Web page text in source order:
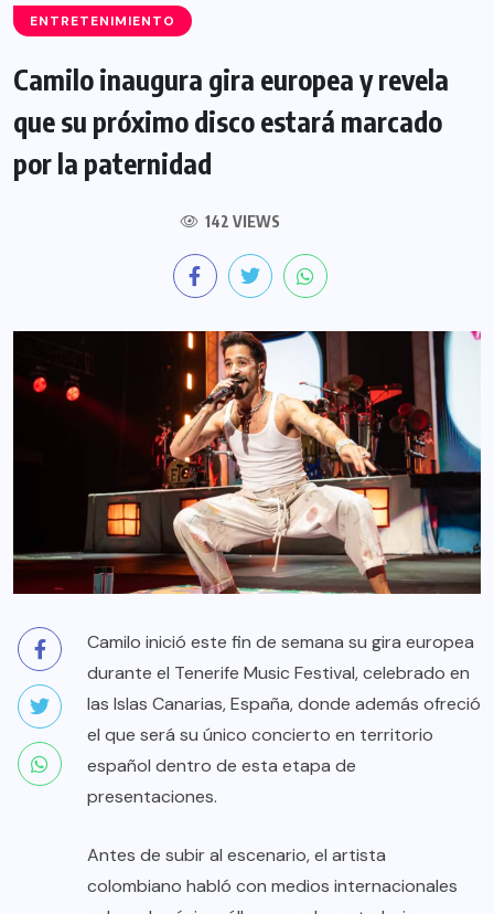
ENTRETENIMIENTO
Camilo inaugura gira europea y revela
que su próximo disco estará marcado
por la paternidad
142 VIEWS
Camilo inició este fin de semana su gira europea
durante el Tenerife Music Festival, celebrado en
las Islas Canarias, España, donde además ofreció
el que será su único concierto en territorio
español dentro de esta etapa de
presentaciones.
Antes de subir al escenario, el artista
colombiano habló con medios internacionales